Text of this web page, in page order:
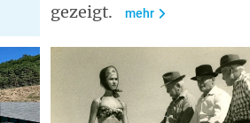
gezeigt.
mehr